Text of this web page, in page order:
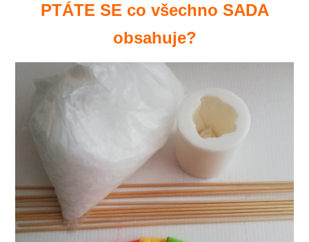
PTÁTE SE co všechno SADA
obsahuje?